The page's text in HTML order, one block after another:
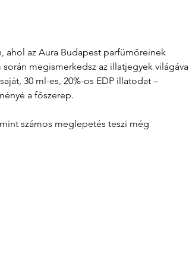
ahol az Aura Budapest parfümőreinek
megismerkedsz az illatjegyek világával
30 ml-es, 20%-os EDP illatodat –
a főszerep.
számos meglepetés teszi még